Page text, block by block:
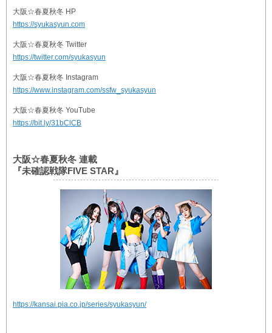
大阪☆春夏秋冬 HP
https://syukasyun.com
大阪☆春夏秋冬 Twitter
https://twitter.com/syukasyun
大阪☆春夏秋冬 Instagram
https://www.instagram.com/ssfw_syukasyun
大阪☆春夏秋冬 YouTube
https://bit.ly/31bClCB
大阪☆春夏秋冬 連載
『未確認戦隊FIVE STAR』
https://kansai.pia.co.jp/series/syukasyun/